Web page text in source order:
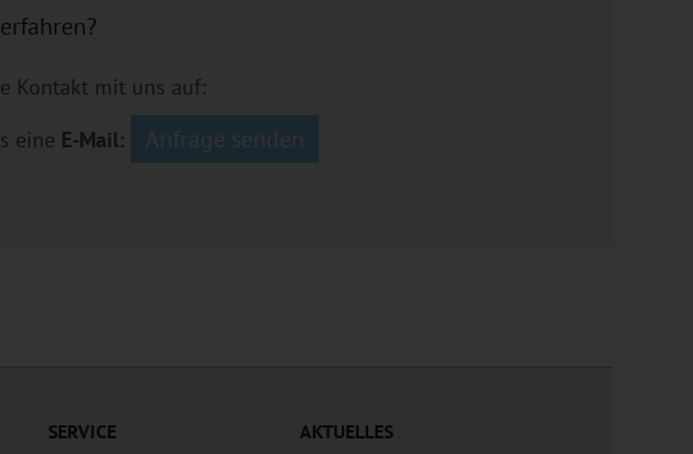
Kontakt mit uns auf:
eine E-Mail: Anfrage senden
SERVICE AKTUELLES